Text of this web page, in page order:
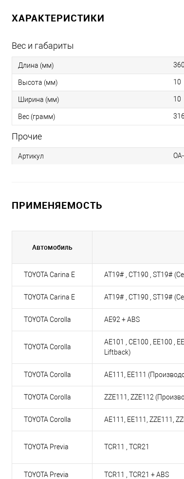
ХАРАКТЕРИСТИКИ
Вес и габариты
Длина (мм)
Высота (мм) 10
Ширина (мм) 10
Вес (грамм) 316
Прочие
Артикул
ПРИМЕНЯЕМОСТЬ
Автомобиль
TOYOTA Carina E AT19# , CT190 , ST19#
TOYOTA Carina E AT19# , CT190 , ST19#
TOYOTA Corolla AE92 + ABS
TOYOTA Corolla
AE101 , CE100 , EE100 ,
Liftback)
TOYOTA Corolla AE111, EE111
TOYOTA Corolla ZZE111, ZZE112
TOYOTA Corolla AE111, EE111, ZZE111,
TOYOTA Previa TCR11 , TCR21
TOYOTA Previa TCR11 , TCR21 + ABS